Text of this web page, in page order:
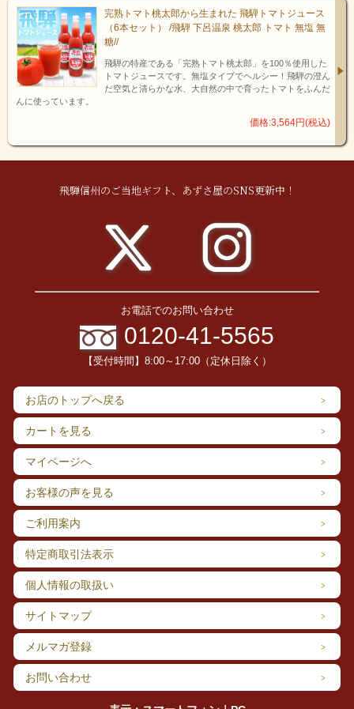
甘酒にはビタミン類が大変豊富に含まれています。麹菌が繁殖す
チンなどの全ての天然吸収ビタミン群が作られ米麹に蓄積され、
それが甘酒として溶け出される仕組みです。
が描かれており、それはよく売れたそうです。実は甘酒は、古く
飛騨が誇る老舗酒蔵『天領酒造』による完全監修レシピで製造された、
濃厚で美味しい甘酒です。米と米麹のみで造ったこの甘酒は、発酵で生
まれた濃厚な甘さが特徴です。
温めても冷やしても美味しくお召し上がりいただけます。
完熟トマト桃太郎から生まれた 飛騨トマトジュース
（6本セット） /飛騨 下呂温泉 桃太郎 トマト 無塩 無
糖//
飛騨の特産である「完熟トマト桃太郎」を100％使用した
トマトジュースです。無塩タイプでヘルシー！飛騨の澄ん
だ空気と清らかな水、大自然の中で育ったトマトをふんだ
んに使っています。
価格:3,564円(税込)
飛騨信州のご当地ギフト、あずさ屋のSNS更新中！
お電話でのお問い合わせ
0120-41-5565
【受付時間】8:00～17:00（定休日除く）
お店のトップへ戻る
カートを見る
マイページへ
お客様の声を見る
ご利用案内
特定商取引法表示
個人情報の取扱い
サイトマップ
メルマガ登録
お問い合わせ